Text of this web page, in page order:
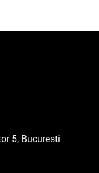
5, Bucuresti